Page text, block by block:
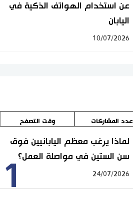
عن استخدام الهواتف الذكية في
اليابان
10/07/2026
عدد المشاركات وقت التصفح
1
لماذا يرغب معظم اليابانيين فوق
سن الستين في مواصلة العمل؟
24/07/2026